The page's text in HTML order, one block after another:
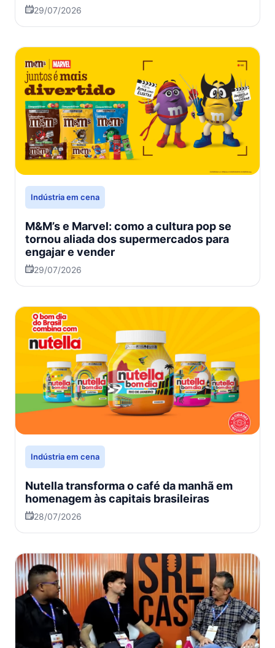
29/07/2026
Indústria em cena
M&M’s e Marvel: como a cultura pop se
tornou aliada dos supermercados para
engajar e vender
29/07/2026
Indústria em cena
Nutella transforma o café da manhã em
homenagem às capitais brasileiras
28/07/2026